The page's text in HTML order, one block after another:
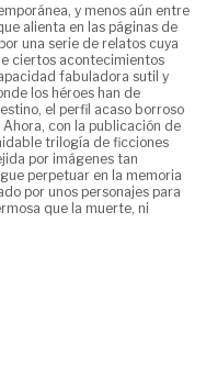
y menos aún entre
alienta en las páginas de
una serie de relatos cuya
ciertos acontecimientos
fabuladora sutil y
los héroes han de
el perfil acaso borroso
con la publicación de
trilogía de ficciones
por imágenes tan
perpetuar en la memoria
por unos personajes para
que la muerte, ni